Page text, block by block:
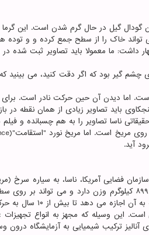
گودال گیل در حال گرم شدن است. این گرما
خاک را از سطح جمع کرده و و توده
داشت: ما معمولا باید تصاویر ثبت شده
چشم گیر بود که اگر دقت کنید، می
اما دیدن آن حین حرکت نادر است.
تصاویر زیادی از همان نقطه در بازه زمانی ۵ تا ۳۰
ناسا تصاویر را به هم چسبانده و فیلم
بالا رود و دارای یک
این وسیله که مجهز به انواع
آنالیز ترکیب شیمیایی به آزمایشگاه درون